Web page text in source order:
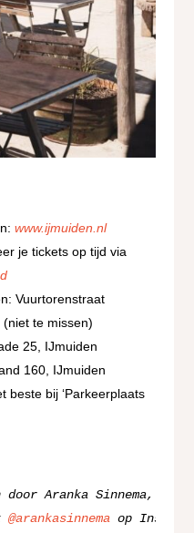
www.ijmuiden.nl
je tickets op tijd via
Vuurtorenstraat
te missen)
25, IJmuiden
160, IJmuiden
beste bij ‘Parkeerplaats
door Aranka Sinnema,
@arankasinnema op